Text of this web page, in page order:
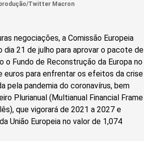
Twitter Macron
negociações, a Comissão Europeia
dia 21 de julho para aprovar o pacote de
o Fundo de Reconstrução da Europa no
euros para enfrentar os efeitos da crise
pela pandemia do coronavírus, bem
Plurianual (Multianual Financial Frame
que vigorará de 2021 a 2027 e
União Europeia no valor de 1,074